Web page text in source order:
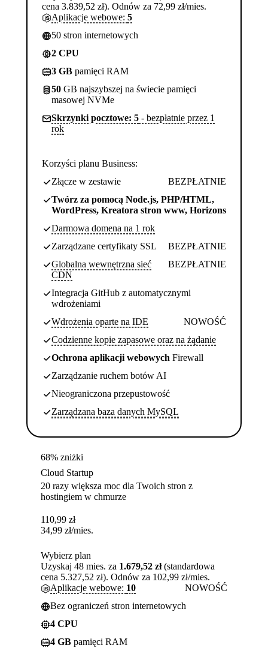
cena 3.839,52 zł). Odnów za 72,99 zł/mies.
Aplikacje webowe: 5
50 stron internetowych
2 CPU
3 GB pamięci RAM
50 GB najszybszej na świecie pamięci
masowej NVMe
Skrzynki pocztowe: 5 - bezpłatnie przez 1
rok
Korzyści planu Business:
Złącze w zestawie
BEZPŁATNIE
Twórz za pomocą Node.js, PHP/HTML,
WordPress, Kreatora stron www, Horizons
Darmowa domena na 1 rok
Zarządzane certyfikaty SSL
BEZPŁATNIE
Globalna wewnętrzna sieć
CDN
BEZPŁATNIE
Integracja GitHub z automatycznymi
wdrożeniami
Wdrożenia oparte na IDE
NOWOŚĆ
Codzienne kopie zapasowe oraz na żądanie
Ochrona aplikacji webowych Firewall
Zarządzanie ruchem botów AI
Nieograniczona przepustowość
Zarządzana baza danych MySQL
68% zniżki
Cloud Startup
20 razy większa moc dla Twoich stron z
hostingiem w chmurze
110,99 zł
34,99 zł/mies.
Wybierz plan
Uzyskaj 48 mies. za 1.679,52 zł(standardowa
cena 5.327,52 zł). Odnów za 102,99 zł/mies.
Aplikacje webowe: 10
NOWOŚĆ
Bez ograniczeń stron internetowych
4 CPU
4 GB pamięci RAM